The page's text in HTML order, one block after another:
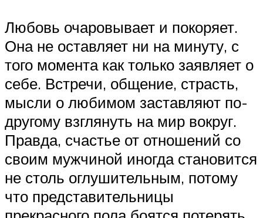
Любовь очаровывает и покоряет.
Она не оставляет ни на минуту, с
того момента как только заявляет о
себе. Встречи, общение, страсть,
мысли о любимом заставляют по-
другому взглянуть на мир вокруг.
Правда, счастье от отношений со
своим мужчиной иногда становится
не столь оглушительным, потому
что представительницы